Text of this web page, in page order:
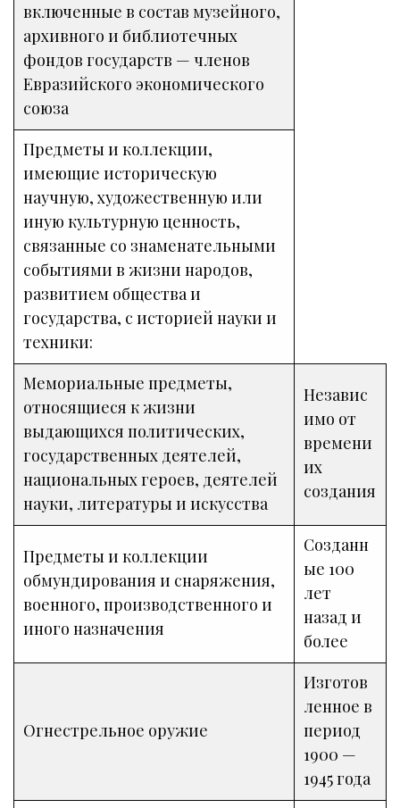
включенные в состав музейного,
архивного и библиотечных
фондов государств — членов
Евразийского экономического
союза
Предметы и коллекции,
имеющие историческую
научную, художественную или
иную культурную ценность,
связанные со знаменательными
событиями в жизни народов,
развитием общества и
государства, с историей науки и
техники:
Мемориальные предметы,
относящиеся к жизни
выдающихся политических,
государственных деятелей,
национальных героев, деятелей
науки, литературы и искусства
Независ
имо от
времени
их
создания
Предметы и коллекции
обмундирования и снаряжения,
военного, производственного и
иного назначения
Созданн
ые 100
лет
назад и
более
Огнестрельное оружие
Изготов
ленное в
период
1900 —
1945 года